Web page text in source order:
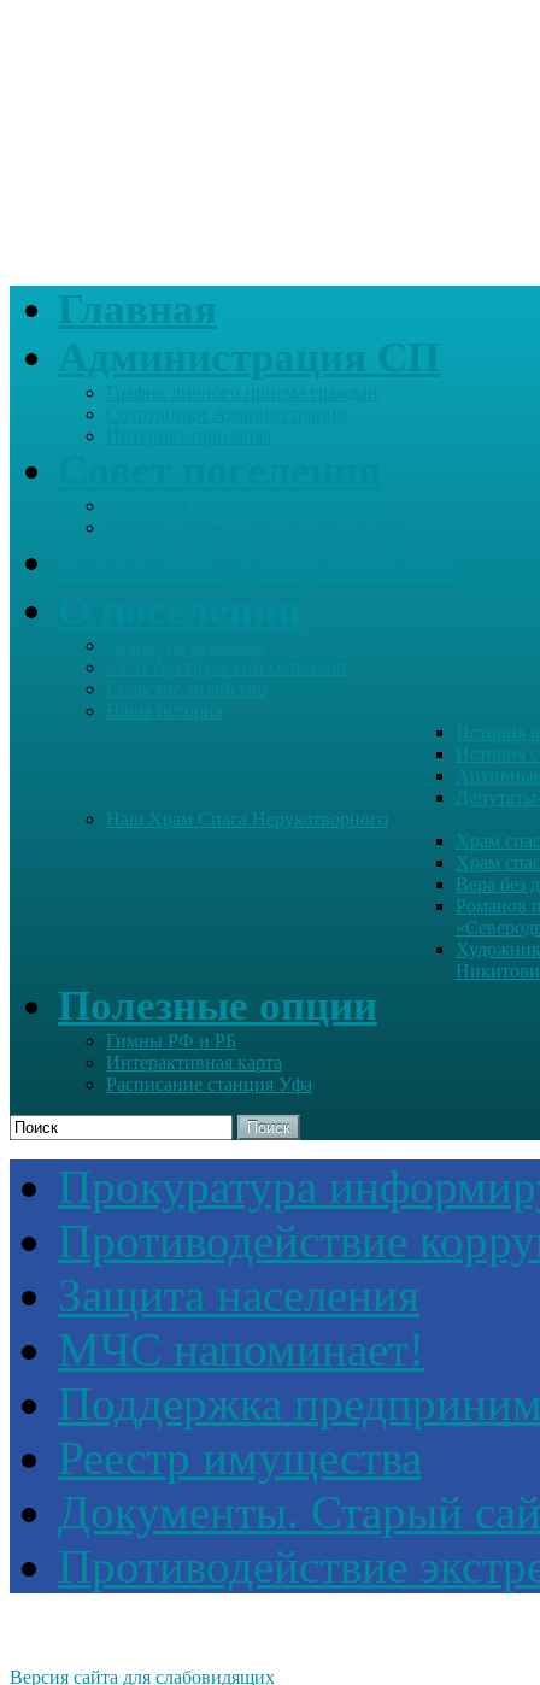
Главная
Наша история
История
История
Наш Храм Спаса Нерукотворного
Храм
Храм
Вера без
Романов
Полезные опции
Гимны РФ и РБ
Интерактивная карта
Расписание станция Уфа
Поиск
Прокуратура
Противодействие
Защита населения
МЧС напоминает!
Поддержка
Реестр имущества
Документы. Старый
Противодействие
Версия сайта для слабовидящих